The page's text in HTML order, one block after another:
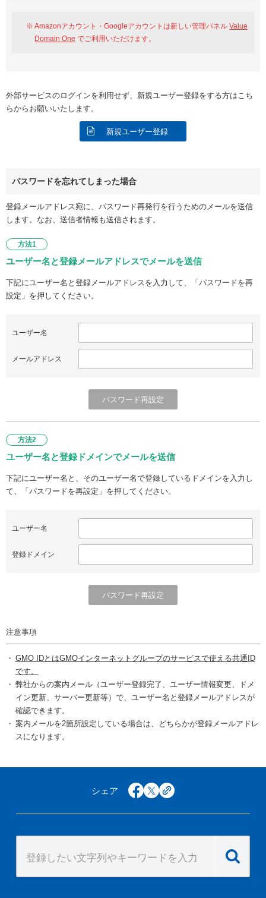
Amazonアカウント・Googleアカウントは新しい管理パネルValue
Domain One でご利用いただけます。
外部サービスのログインを利用せず、新規ユーザー登録をする方はこち
らからお願いいたします。
新規ユーザー登録
パスワードを忘れてしまった場合
登録メールアドレス宛に、パスワード再発行を行うためのメールを送信
します。なお、送信者情報も送信されます。
方法1
ユーザー名と登録メールアドレスでメールを送信
下記にユーザー名と登録メールアドレスを入力して、「パスワードを再
設定」を押してください。
ユーザー名
メールアドレス
方法2
ユーザー名と登録ドメインでメールを送信
下記にユーザー名と、そのユーザー名で登録しているドメインを入力し
て、「パスワードを再設定」を押してください。
ユーザー名
登録ドメイン
注意事項
GMO IDとはGMOインターネットグループのサービスで使える共通ID
です。
弊社からの案内メール（ユーザー登録完了、ユーザー情報変更、ドメ
イン更新、サーバー更新等）で、ユーザー名と登録メールアドレスが
確認できます。
案内メールを2箇所設定している場合は、どちらかが登録メールアドレ
スになります。
シェア facebook
x copy